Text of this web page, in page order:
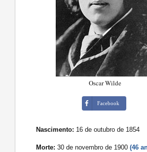
Oscar Wilde
Facebook
Nascimento: 16 de outubro de 1854
Morte: 30 de novembro de 1900(46